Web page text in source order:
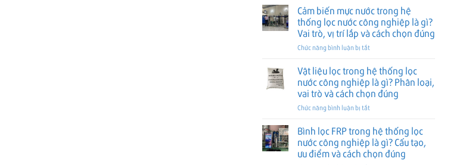
Vai
trò,
vị
trí
lắp
cách
chọn
đúng
lọc
nước
công
nghiệp
là
Vai
trò,
vị
trí
lắp
cách
chọn
đúng
cartridge
công
nghiệp
là
gì?
trò,
cấu
tạo
và
cách
đúng
Cảm biến mực nước trong hệ
thống lọc nước công nghiệp là gì?
Vai trò, vị trí lắp và cách chọn đúng
Chức năng bình luận bị tắtở
biến
mực
nước
trong
hệ
lọc
nước
công
nghiệp
Vật liệu lọc trong hệ thống lọc
nước công nghiệp là gì? Phân loại,
vai trò và cách chọn đúng
Chức năng bình luận bị tắtở
liệu
lọc
trong
hệ
Bình lọc FRP trong hệ thống lọc
nước công nghiệp là gì? Cấu tạo,
ưu điểm và cách chọn đúng